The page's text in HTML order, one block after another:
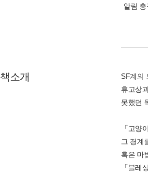
알림
책소개
SF계의
휴고상
못했던
『고양
그 경계
혹은 마
「블레